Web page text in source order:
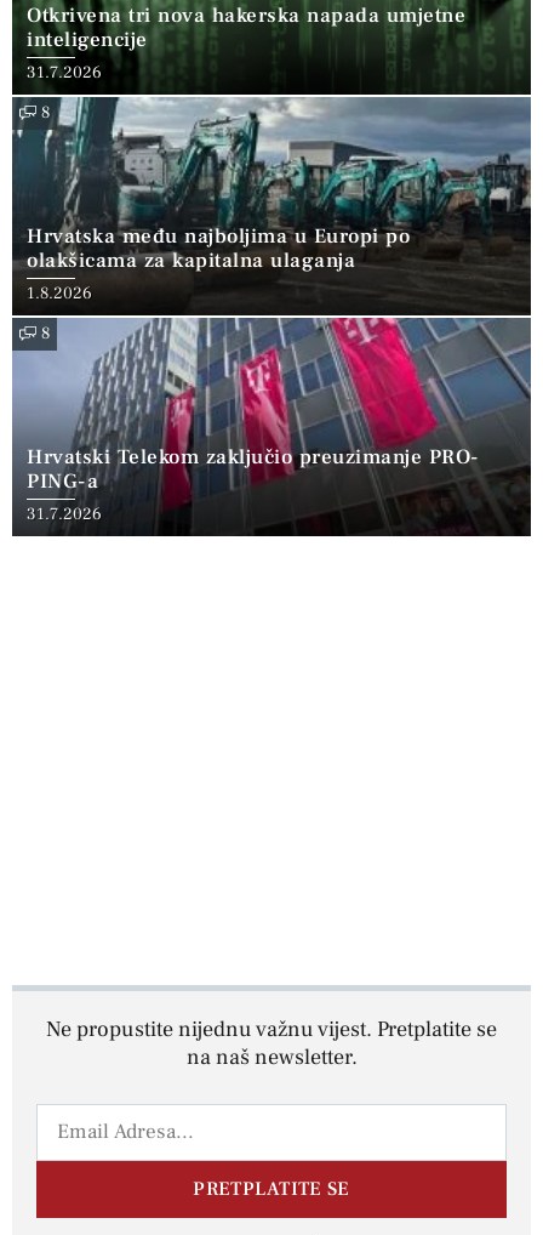
Otkrivena tri nova hakerska napada umjetne
inteligencije
31.7.2026
8
Hrvatska među najboljima u Europi po
olakšicama za kapitalna ulaganja
1.8.2026
8
Hrvatski Telekom zaključio preuzimanje PRO-
PING-a
31.7.2026
Ne propustite nijednu važnu vijest. Pretplatite se
na naš newsletter.
PRETPLATITE SE